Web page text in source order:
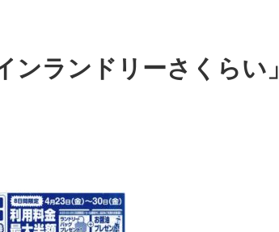
ンランドリーさくらい」